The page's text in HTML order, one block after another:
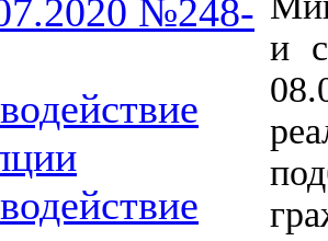
№248-
и